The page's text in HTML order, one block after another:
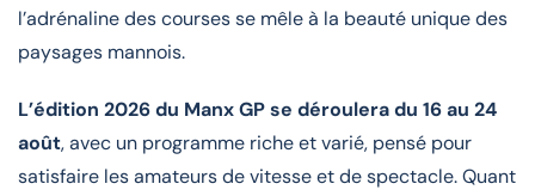
l’adrénaline des courses se mêle à la beauté unique des
paysages mannois.
L’édition 2026 du Manx GP se déroulera du 16 au 24
août, avec un programme riche et varié, pensé pour
satisfaire les amateurs de vitesse et de spectacle. Quant